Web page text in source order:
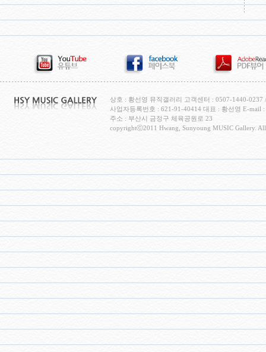
상호 : 황선영 뮤직갤러리 고객센터 : 0507-1440-0237
사업자등록번호 : 621-91-40414 대표 : 황선영 E-mail :
주소 : 부산시 금정구 체육공원로 23
copyrightⓒ2011 Hwang, Sunyoung MUSIC Gallery. All